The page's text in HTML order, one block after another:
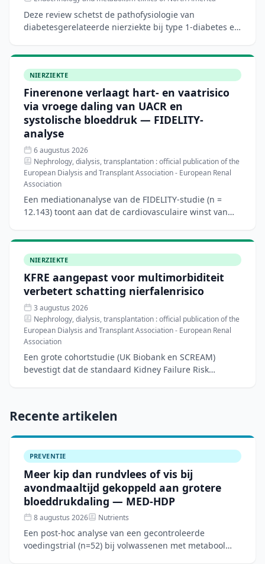
Deze review schetst de pathofysiologie van
diabetesgerelateerde nierziekte bij type 1-diabetes en
nierbeschermende ther
NIERZIEKTE
Finerenone verlaagt hart- en vaatrisico
via vroege daling van UACR en
systolische bloeddruk — FIDELITY-
analyse
6 augustus 2026
Nephrology, dialysis, transplantation : official publication of the
European Dialysis and Transplant Association - European Renal
Association
Een mediationanalyse van de FIDELITY-studie (n =
12.143) toont aan dat de cardiovasculaire winst van
chronische
NIERZIEKTE
KFRE aangepast voor multimorbiditeit
verbetert schatting nierfalenrisico
3 augustus 2026
Nephrology, dialysis, transplantation : official publication of the
European Dialysis and Transplant Association - European Renal
Association
Een grote cohortstudie (UK Biobank en SCREAM)
bevestigt dat de standaard Kidney Failure Risk
Recente artikelen
PREVENTIE
Meer kip dan rundvlees of vis bij
avondmaaltijd gekoppeld aan grotere
bloeddrukdaling — MED-HDP
8 augustus 2026 Nutrients
Een post-hoc analyse van een gecontroleerde
voedingstrial (n=52) bij volwassenen met metabool